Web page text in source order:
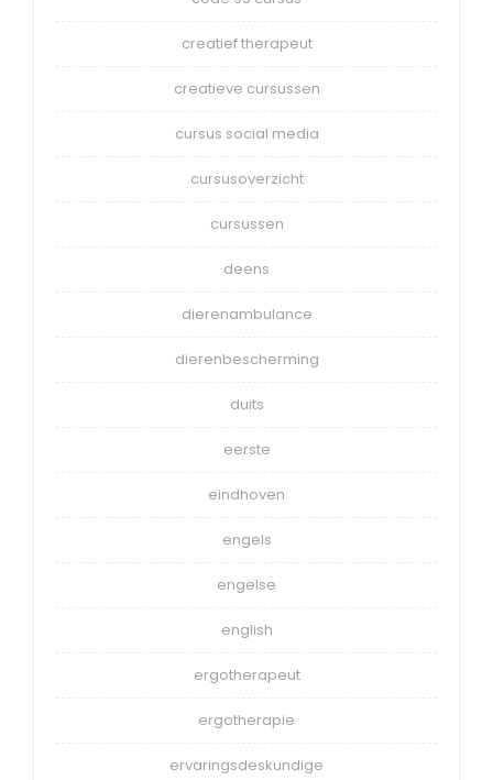
creatief therapeut
creatieve cursussen
cursus social media
cursusoverzicht
cursussen
deens
dierenambulance
dierenbescherming
duits
eerste
eindhoven
engels
engelse
english
ergotherapeut
ergotherapie
ervaringsdeskundige